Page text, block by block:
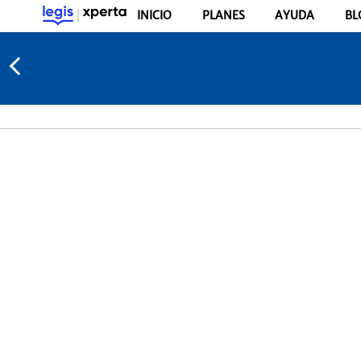
INICIO PLANES AYUDA